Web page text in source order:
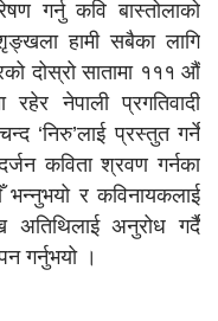
गर्नु कवि बास्तोलाको
हामी सबैका लागि
दोस्रो सातामा १११ औँ
रहेर नेपाली प्रगतिवादी
‘निरु’लाई प्रस्तुत गर्ने
कविता श्रवण गर्नका
र कविनायकलाई
अतिथिलाई अनुरोध गर्दै
गर्नुभयो ।